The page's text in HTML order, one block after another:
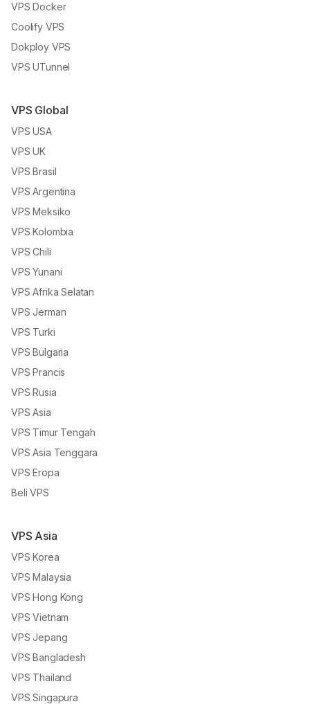
VPS Docker
Coolify VPS
Dokploy VPS
VPS UTunnel
VPS Global
VPS USA
VPS UK
VPS Brasil
VPS Argentina
VPS Meksiko
VPS Kolombia
VPS Chili
VPS Yunani
VPS Afrika Selatan
VPS Jerman
VPS Turki
VPS Bulgaria
VPS Prancis
VPS Rusia
VPS Asia
VPS Timur Tengah
VPS Asia Tenggara
VPS Eropa
Beli VPS
VPS Asia
VPS Korea
VPS Malaysia
VPS Hong Kong
VPS Vietnam
VPS Jepang
VPS Bangladesh
VPS Thailand
VPS Singapura